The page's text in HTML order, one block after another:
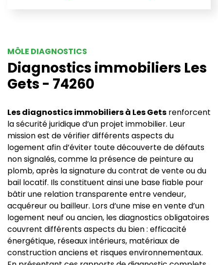
MÔLE DIAGNOSTICS
Diagnostics immobiliers Les
Gets - 74260
Les diagnostics immobiliers à Les Gets renforcent
la sécurité juridique d’un projet immobilier. Leur
mission est de vérifier différents aspects du
logement afin d’éviter toute découverte de défauts
non signalés, comme la présence de peinture au
plomb, après la signature du contrat de vente ou du
bail locatif. Ils constituent ainsi une base fiable pour
bâtir une relation transparente entre vendeur,
acquéreur ou bailleur. Lors d’une mise en vente d’un
logement neuf ou ancien, les diagnostics obligatoires
couvrent différents aspects du bien : efficacité
énergétique, réseaux intérieurs, matériaux de
construction anciens et risques environnementaux.